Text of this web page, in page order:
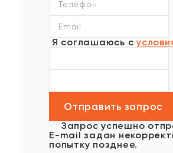
Я соглашаюсь с
Запрос успешно
E-mail задан
попытку позднее.